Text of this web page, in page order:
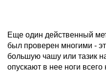
Еще один действенный
был проверен многими -
большую чашу или тазик
опускают в нее ноги